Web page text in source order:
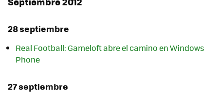
28 septiembre
Real Football: Gameloft abre el camino en Windows
Phone
27 septiembre